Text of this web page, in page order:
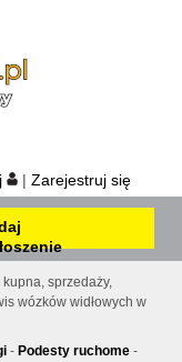
| Zarejestruj się
kupna, sprzedaży,
wózków widłowych w
- Podesty ruchome -